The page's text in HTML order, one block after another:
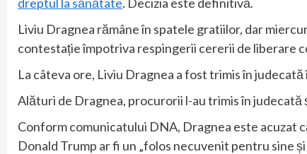
Liviu Dragnea rămâne în spatele gratiilor, dar
contestație împotriva respingerii cererii de liberare
La câteva ore, Liviu Dragnea a fost trimis în
Alături de Dragnea, procurorii l-au trimis în
Conform comunicatului DNA, Dragnea este acuzat
Donald Trump ar fi un „folos necuvenit pentru sine